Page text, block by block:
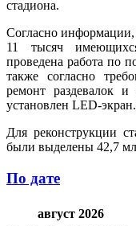
стадиона.
Согласно
11 тысяч
проведена работа по
также согласно
ремонт раздевалок
установлен LED-экран.
Для реконструкции
были выделены 42,7
По дате
август 2026